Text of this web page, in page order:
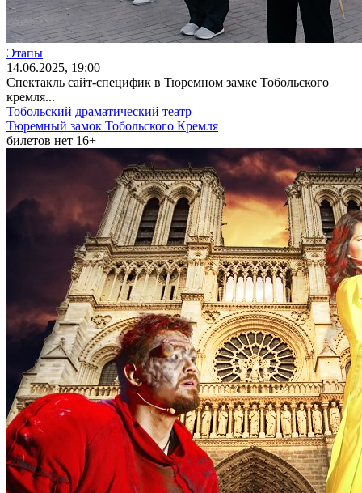
Этапы
14.06.2025, 19:00
Спектакль сайт-специфик в Тюремном замке Тобольского
кремля...
Тобольский драматический театр
Тюремный замок Тобольского Кремля
билетов нет 16+